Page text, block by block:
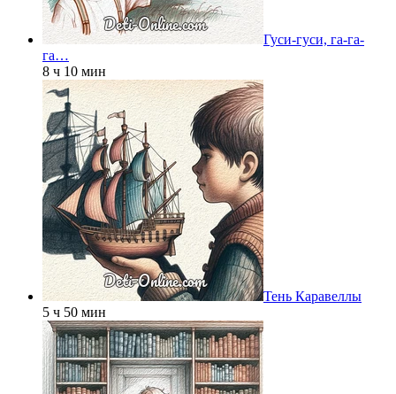
Гуси-гуси, га-га-
га…
8 ч 10 мин
Тень Каравеллы
5 ч 50 мин